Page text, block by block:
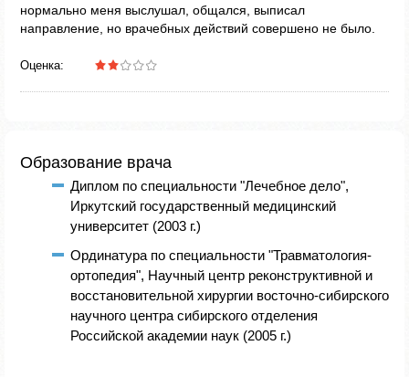
нормально меня выслушал, общался, выписал
направление, но врачебных действий совершено не было.
Оценка:
Образование врача
Диплом по специальности "Лечебное дело",
Иркутский государственный медицинский
университет (2003 г.)
Ординатура по специальности "Травматология-
ортопедия", Научный центр реконструктивной и
восстановительной хирургии восточно-сибирского
научного центра сибирского отделения
Российской академии наук (2005 г.)